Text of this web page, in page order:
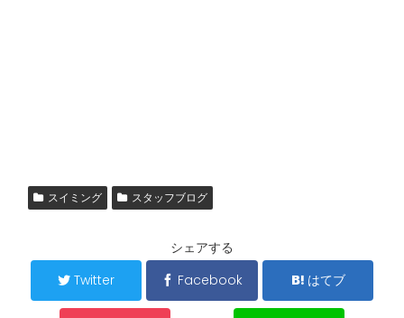
スイミング スタッフブログ
シェアする
Twitter
Facebook はてブ